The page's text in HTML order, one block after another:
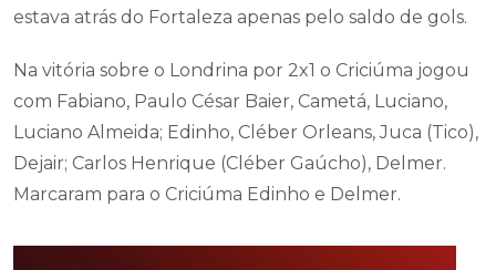
estava atrás do Fortaleza apenas pelo saldo de gols.
Na vitória sobre o Londrina por 2x1 o Criciúma jogou
com Fabiano, Paulo César Baier, Cametá, Luciano,
Luciano Almeida; Edinho, Cléber Orleans, Juca (Tico),
Dejair; Carlos Henrique (Cléber Gaúcho), Delmer.
Marcaram para o Criciúma Edinho e Delmer.